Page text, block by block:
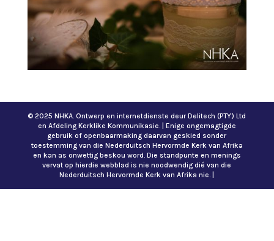
© 2025 NHKA. Ontwerp en internetdienste deur Delitech (PTY) Ltd
en Afdeling Kerklike Kommunikasie. | Enige ongemagtigde
gebruik of openbaarmaking daarvan geskied sonder
toestemming van die Nederduitsch Hervormde Kerk van Afrika
en kan as onwettig beskou word. Die standpunte en menings
vervat op hierdie webblad is nie noodwendig dié van die
Nederduitsch Hervormde Kerk van Afrika nie. |